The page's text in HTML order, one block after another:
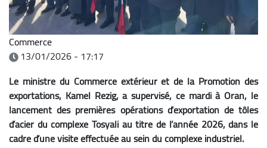
Commerce
13/01/2026 - 17:17
Le ministre du Commerce extérieur et de la Promotion des
exportations, Kamel Rezig, a supervisé, ce mardi à Oran, le
lancement des premières opérations d’exportation de tôles
d’acier du complexe Tosyali au titre de l’année 2026, dans le
cadre d’une visite effectuée au sein du complexe industriel.